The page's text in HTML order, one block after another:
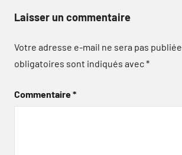
Laisser un commentaire
Votre adresse e-mail ne sera pas publiée.
obligatoires sont indiqués avec*
Commentaire*